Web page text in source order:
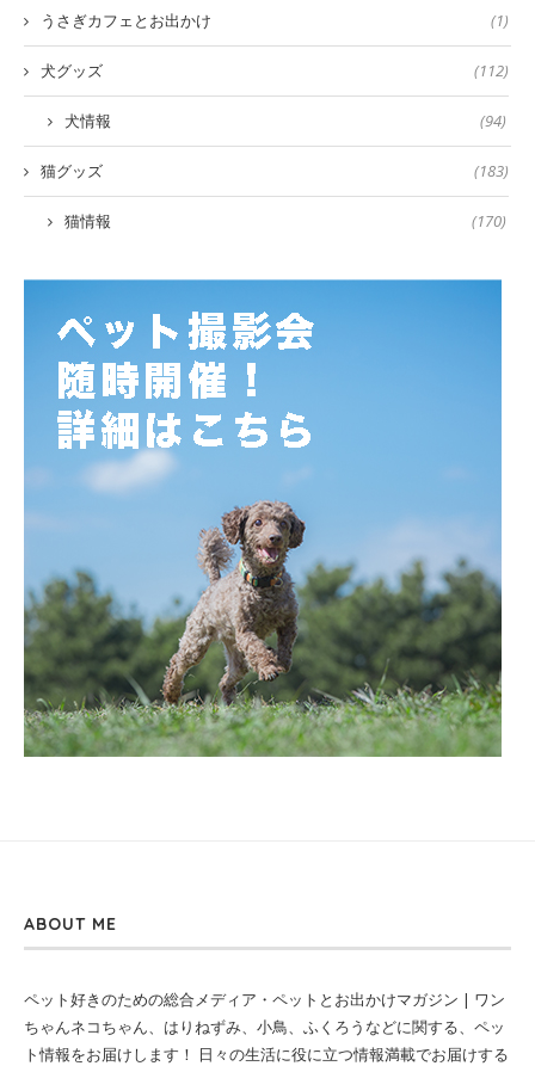
うさぎカフェとお出かけ (1)
犬グッズ (112)
犬情報 (94)
猫グッズ (183)
猫情報 (170)
ABOUT ME
ペット好きのための総合メディア・ペットとお出かけマガジン | ワン
ちゃんネコちゃん、はりねずみ、小鳥、ふくろうなどに関する、ペッ
ト情報をお届けします！ 日々の生活に役に立つ情報満載でお届けする